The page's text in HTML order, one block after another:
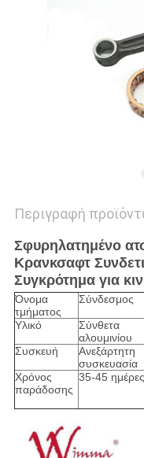
Περιγραφή
Σφυρηλατημένο
Κρανκσαφτ
Συγκρότημα για
Όνομα
τμήματος
Σύνδεσμος
Υλικό
Σύνθετα
αλουμινίου
Συσκευή
Ανεξάρτητη
συσκευασία
Χρόνος
παράδοσης
35-45 ημέρες